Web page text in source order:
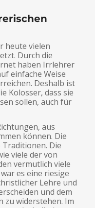
heute vielen
Durch die
haben Irrlehrer
einfache Weise
Deshalb ist
Kolosser, dass sie
sollen, auch für
aus
können. Die
Traditionen. Die
viele der von
vermutlich viele
es eine riesige
Lehre und
und dem
zu widerstehen. Im